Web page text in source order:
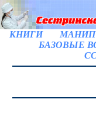
КНИГИ
БАЗОВЫЕ